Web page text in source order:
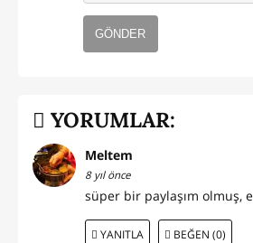
GÖNDER
YORUMLAR:
Meltem
8 yıl önce
süper bir paylaşım olmuş,
YANITLA BEĞEN (0)